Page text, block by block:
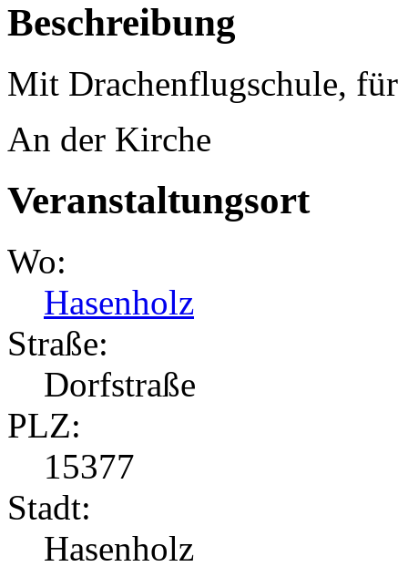
Beschreibung
Mit Drachenflugschule,
An der Kirche
Veranstaltungsort
Wo:
Hasenholz
Straße:
Dorfstraße
PLZ:
15377
Stadt:
Hasenholz